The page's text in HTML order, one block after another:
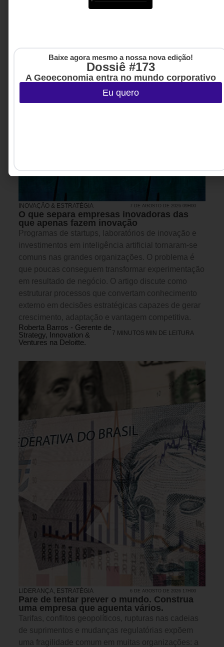
INOVAÇÃO & ESTRATÉGIA 7 DE AGOSTO DE 2026 09H00
O que separa empresas inovadoras das
que apenas fazem inovação
Programas de startups, laboratórios de inovação e
investimentos em inteligência artificial tornaram-se
comuns nas grandes organizações. O problema é
que poucas conseguem transformar experimentação
em resultado de negócio. O artigo discute como
estruturar processos que convertam conhecimento
externo em decisões estratégicas capazes de gerar
crescimento, adaptação e vantagem competitiva.
Roberta Barros - Gerente de
Strategy, Innovation &
Ventures na Deloitte.
7 MINUTOS MIN DE LEITURA
LIDERANÇA, ESTRATÉGIA 6 DE AGOSTO DE 2026 17H00
Pare de tentar prever o mundo. Construa
uma empresa que aguenta vários.
Tarifas, conflitos geopolíticos, rupturas nas cadeias
de suprimentos e mudanças regulatórias expõem
uma fragilidade comum em muitas organizações: a
Baixe agora mesmo a nossa nova edição!
Dossiê #173
A Geoeconomia entra no mundo corporativo
Eu quero